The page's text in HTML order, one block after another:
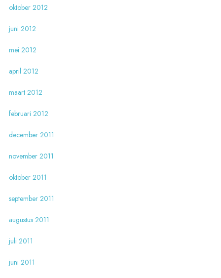
oktober 2012
juni 2012
mei 2012
april 2012
maart 2012
februari 2012
december 2011
november 2011
oktober 2011
september 2011
augustus 2011
juli 2011
juni 2011